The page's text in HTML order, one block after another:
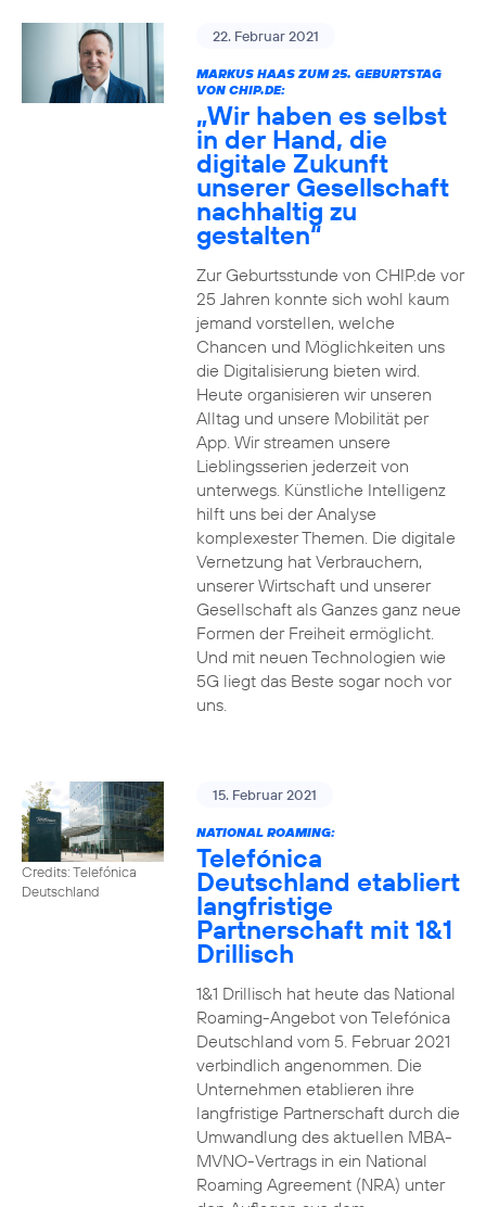
22. Februar 2021
MARKUS HAAS ZUM 25. GEBURTSTAG
VON CHIP.DE:
„Wir haben es selbst
in der Hand, die
digitale Zukunft
unserer Gesellschaft
nachhaltig zu
gestalten“
Zur Geburtsstunde von CHIP.de vor
25 Jahren konnte sich wohl kaum
jemand vorstellen, welche
Chancen und Möglichkeiten uns
die Digitalisierung bieten wird.
Heute organisieren wir unseren
Alltag und unsere Mobilität per
App. Wir streamen unsere
Lieblingsserien jederzeit von
unterwegs. Künstliche Intelligenz
hilft uns bei der Analyse
komplexester Themen. Die digitale
Vernetzung hat Verbrauchern,
unserer Wirtschaft und unserer
Gesellschaft als Ganzes ganz neue
Formen der Freiheit ermöglicht.
Und mit neuen Technologien wie
5G liegt das Beste sogar noch vor
uns.
Credits: Telefónica
Deutschland
15. Februar 2021
NATIONAL ROAMING:
Telefónica
Deutschland etabliert
langfristige
Partnerschaft mit 1&1
Drillisch
1&1 Drillisch hat heute das National
Roaming-Angebot von Telefónica
Deutschland vom 5. Februar 2021
verbindlich angenommen. Die
Unternehmen etablieren ihre
langfristige Partnerschaft durch die
Umwandlung des aktuellen MBA-
MVNO-Vertrags in ein National
Roaming Agreement (NRA) unter